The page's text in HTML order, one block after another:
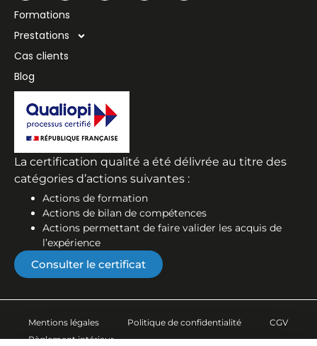
Formations
Prestations
Cas clients
Blog
La certification qualité a été délivrée au titre des
catégories d’actions suivantes :
Actions de formation
Actions de bilan de compétences
Actions permettant de faire valider les acquis de
l’expérience
Consulter le certificat
Mentions légales Politique de confidentialité
CGV
Règlement intérieur